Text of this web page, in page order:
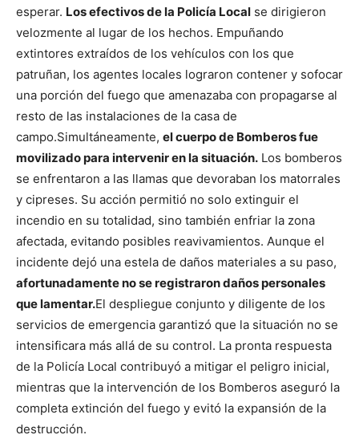
esperar. Los efectivos de la Policía Local se dirigieron
velozmente al lugar de los hechos. Empuñando
extintores extraídos de los vehículos con los que
patruñan, los agentes locales lograron contener y sofocar
una porción del fuego que amenazaba con propagarse al
resto de las instalaciones de la casa de
campo.Simultáneamente, el cuerpo de Bomberos fue
movilizado para intervenir en la situación. Los bomberos
se enfrentaron a las llamas que devoraban los matorrales
y cipreses. Su acción permitió no solo extinguir el
incendio en su totalidad, sino también enfriar la zona
afectada, evitando posibles reavivamientos. Aunque el
incidente dejó una estela de daños materiales a su paso,
afortunadamente no se registraron daños personales
que lamentar.El despliegue conjunto y diligente de los
servicios de emergencia garantizó que la situación no se
intensificara más allá de su control. La pronta respuesta
de la Policía Local contribuyó a mitigar el peligro inicial,
mientras que la intervención de los Bomberos aseguró la
completa extinción del fuego y evitó la expansión de la
destrucción.